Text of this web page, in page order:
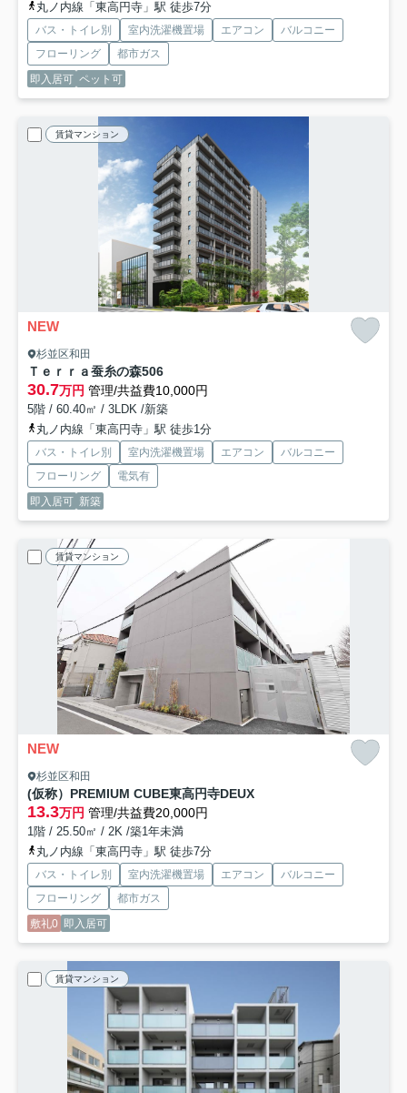
丸ノ内線「東高円寺」駅 徒歩7分
バス・トイレ別 室内洗濯機置場 エアコン
バルコニー
フローリング
都市ガス
即入居可 ペット可
賃貸マンション
NEW
杉並区和田
Ｔｅｒｒａ蚕糸の森506
30.7万円 管理/共益費10,000円
5階 / 60.40㎡ / 3LDK /新築
丸ノ内線「東高円寺」駅 徒歩1分
バス・トイレ別 室内洗濯機置場 エアコン
バルコニー
フローリング
電気有
即入居可 新築
賃貸マンション
NEW
杉並区和田
(仮称）PREMIUM CUBE東高円寺DEUX
13.3万円 管理/共益費20,000円
1階 / 25.50㎡ / 2K /築1年未満
丸ノ内線「東高円寺」駅 徒歩7分
バス・トイレ別 室内洗濯機置場 エアコン
バルコニー
フローリング
都市ガス
敷礼0 即入居可
賃貸マンション